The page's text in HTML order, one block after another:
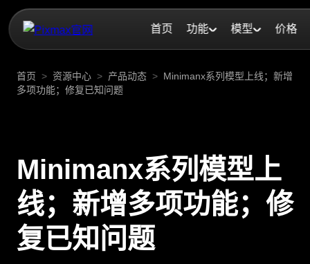
首页 功能 模型 价格
首页 > 资源中心 > 产品动态 > Minimanx系列模型上线；新增
多项功能；修复已知问题
Minimanx系列模型上
线；新增多项功能；修
复已知问题